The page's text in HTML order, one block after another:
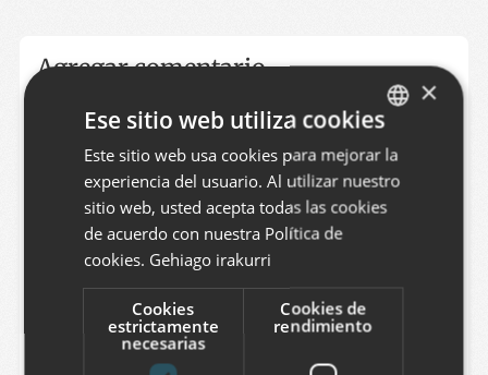
Agregar comentario
Puede agregar un comentario llenando el
direcciones web y de correo electrónico se
transforman en vínculos. Comentarios están
moderados.
BASQUE
SPANISH
×
Ese sitio web utiliza cookies
Este sitio web usa cookies para mejorar la
experiencia del usuario. Al utilizar nuestro
sitio web, usted acepta todas las cookies
de acuerdo con nuestra Política de
cookies. Gehiago irakurri
Cookies
estrictamente
necesarias
Cookies de
rendimiento